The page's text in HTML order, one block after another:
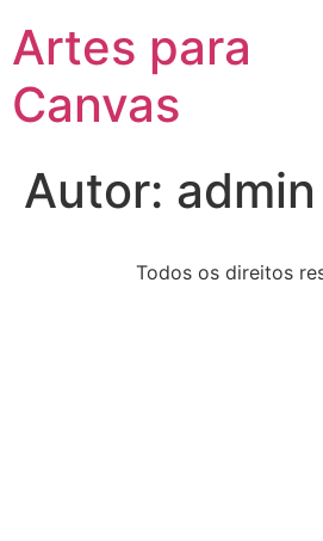
Artes para
Canvas
Autor: admin
Todos os direitos